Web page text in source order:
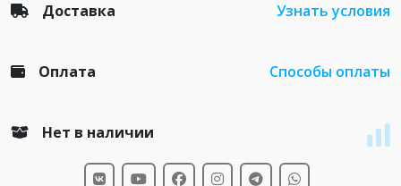
Доставка Узнать условия
Оплата Способы оплаты
Нет в наличии